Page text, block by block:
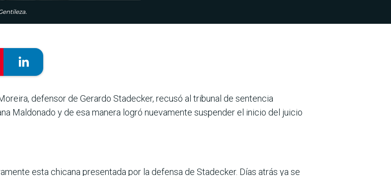
defensor de Gerardo Stadecker, recusó al tribunal de sentencia
Maldonado y de esa manera logró nuevamente suspender el inicio del juicio
esta chicana presentada por la defensa de Stadecker. Días atrás ya se